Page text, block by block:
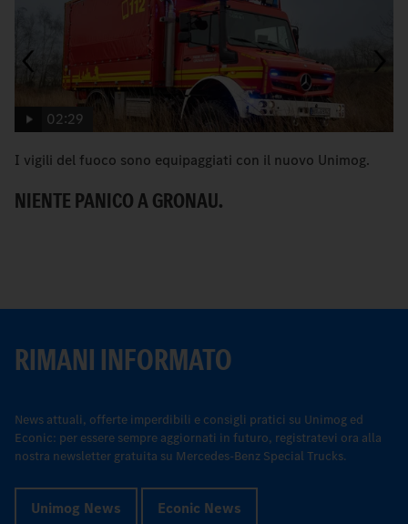
02:29
I vigili del fuoco sono equipaggiati con il nuovo Unimog.
NIENTE PANICO A GRONAU.
RIMANI INFORMATO
News attuali, offerte imperdibili e consigli pratici su Unimog ed
Econic: per essere sempre aggiornati in futuro, registratevi ora alla
nostra newsletter gratuita su Mercedes-Benz Special Trucks.
Unimog News Econic News